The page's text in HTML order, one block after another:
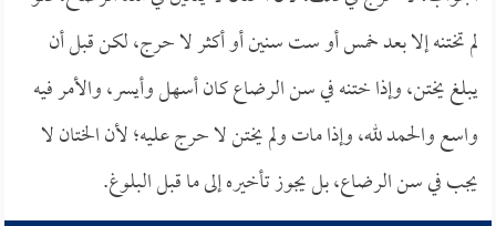
لم تختنه إلا بعد خمس أو ست سنين أو أكثر لا حرج، لكن قبل أن
يبلغ يختن، وإذا ختنه في سن الرضاع كان أسهل وأيسر، والأمر فيه
واسع والحمد لله، وإذا مات ولم يختن لا حرج عليه؛ لأن الختان لا
يجب في سن الرضاع، بل يجوز تأخيره إلى ما قبل البلوغ.